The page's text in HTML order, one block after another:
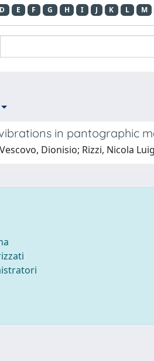
D E F G H I J K L M
in pantographic
Dionisio; Rizzi, Nicola